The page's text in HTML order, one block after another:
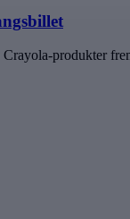
produkter